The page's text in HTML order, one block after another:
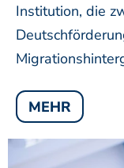
Institution, die
MEHR